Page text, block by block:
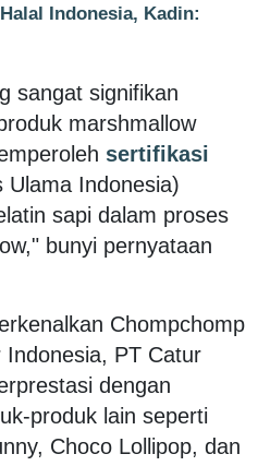
Indonesia, Kadin:
sangat signifikan
marshmallow
sertifikasi
Ulama Indonesia)
sapi dalam proses
bunyi pernyataan
Chompchomp
PT Catur
dengan
produk lain seperti
Choco Lollipop, dan